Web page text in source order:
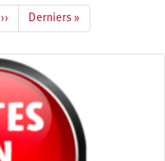
Page
suivante
››
Dernière
page
Derniers »